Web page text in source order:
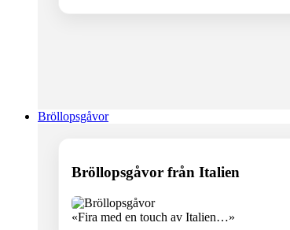
Bröllopsgåvor
Bröllopsgåvor från Italien
«Fira med en touch av Italien…»